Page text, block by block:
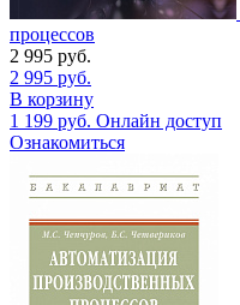
процессов
2 995 руб.
2 995 руб.
В корзину
1 199 руб. Онлайн доступ
Ознакомиться